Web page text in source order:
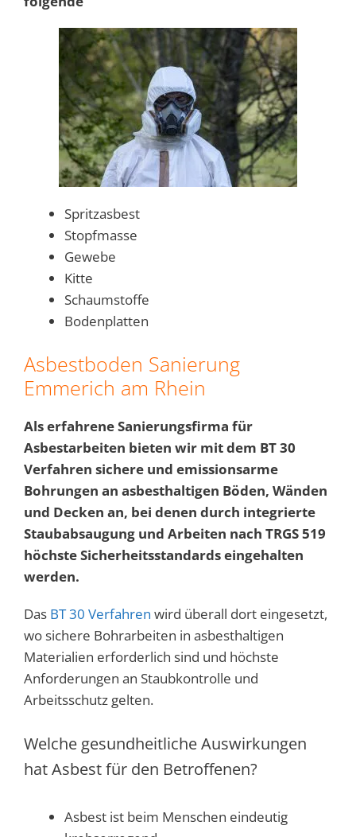
Spritzasbest
Stopfmasse
Gewebe
Kitte
Schaumstoffe
Bodenplatten
Asbestboden Sanierung
Emmerich am Rhein
Als erfahrene Sanierungsfirma für
Asbestarbeiten bieten wir mit dem BT 30
Verfahren sichere und emissionsarme
Bohrungen an asbesthaltigen Böden, Wänden
und Decken an, bei denen durch integrierte
Staubabsaugung und Arbeiten nach TRGS 519
höchste Sicherheitsstandards eingehalten
werden.
Das BT 30 Verfahren wird überall dort eingesetzt,
wo sichere Bohrarbeiten in asbesthaltigen
Materialien erforderlich sind und höchste
Anforderungen an Staubkontrolle und
Arbeitsschutz gelten.
Welche gesundheitliche Auswirkungen
hat Asbest für den Betroffenen?
Asbest ist beim Menschen eindeutig